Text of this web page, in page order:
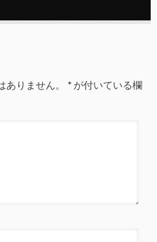
ありません。 *が付いている欄